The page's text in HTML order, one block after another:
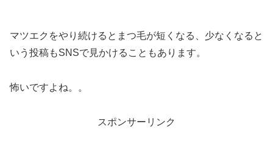
マツエクをやり続けるとまつ毛が短くなる、少なくなると
いう投稿もSNSで見かけることもあります。
怖いですよね。。
スポンサーリンク